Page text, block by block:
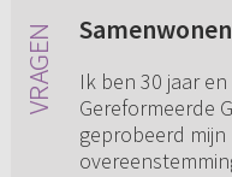
Ik ben 30 jaar
Gereformeerde
geprobeerd